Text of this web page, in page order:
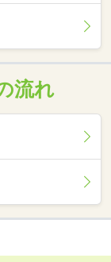
流れ